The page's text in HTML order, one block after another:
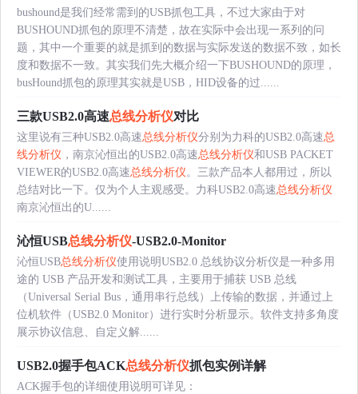
bushound是我们经常需到的USB抓包工具，不过大家由于对
BUSHOUND抓包的原理不清楚，故在实际中会出现一系列的问
题，其中一个重要的就是抓到的数据与实际发送的数据不致，如长
度和数据不一致。其实我们先大概介绍一下BUSHOUND的原理，
busHound抓包的原理其实就是USB，HID设备的过......
三款USB2.0高速总线分析仪对比
这里说有三种USB2.0高速总线分析仪分别为力科的USB2.0高速总
线分析仪 ，南京沁恒出的USB2.0高速总线分析仪和USB PACKET
VIEWER的USB2.0高速总线分析仪。三款产品本人都用过，所以
总结对比一下。仅为个人主观感受。力科USB2.0高速总线分析仪
南京沁恒出的U......
沁恒USB总线分析仪-USB2.0-Monitor
沁恒USB总线分析仪使用说明USB2.0 总线协议分析仪是一种多用
途的 USB 产品开发和测试工具，主要用于捕获 USB 总线
（Universal Serial Bus，通用串行总线）上传输的数据，并通过上
位机软件（USB2.0 Monitor）进行实时分析显示。软件支持多角度
展示协议信息、自定义解......
USB2.0握手包ACK总线分析仪抓包实例详解
ACK握手包的详细使用说明可详见：